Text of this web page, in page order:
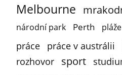
Melbourne
národní park Perth pláže
práce práce v austrálii
rozhovor sport